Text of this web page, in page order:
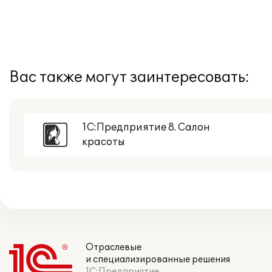
Вас также могут заинтересовать:
1С:Предприятие 8. Салон
красоты
Отраслевые
и специализированные решения